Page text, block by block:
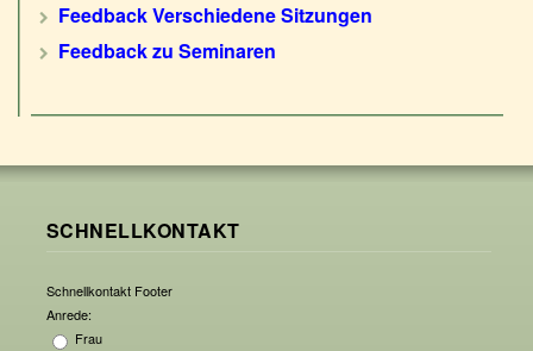
Feedback Verschiedene Sitzungen
Feedback zu Seminaren
SCHNELLKONTAKT
Schnellkontakt Footer
Anrede:
Frau